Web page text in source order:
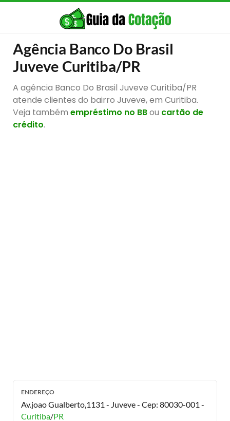
Agência Banco Do Brasil
Juveve Curitiba/PR
A agência Banco Do Brasil Juveve Curitiba/PR
atende clientes do bairro Juveve, em Curitiba.
Veja também empréstimo no BBou cartão de
crédito.
ENDEREÇO
Av.joao Gualberto,1131 - Juveve- Cep: 80030-001 -
Curitiba/PR